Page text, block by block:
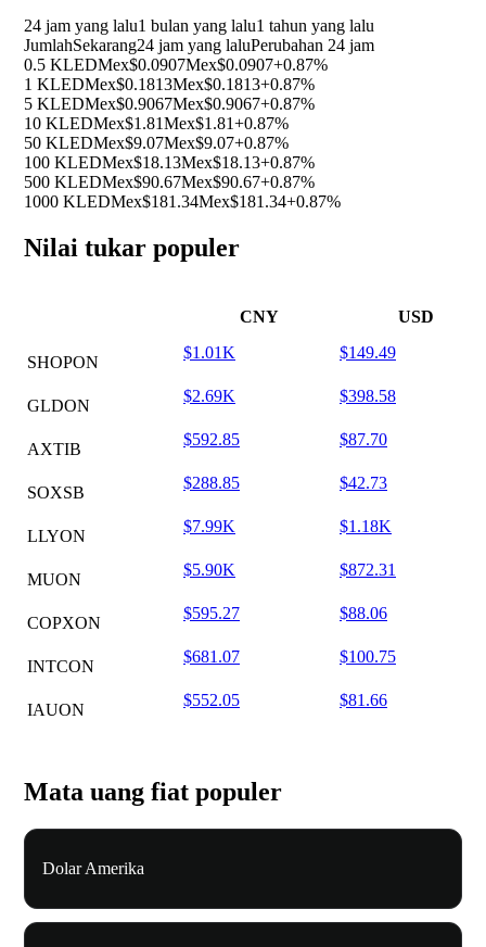
24 jam yang lalu1 bulan yang lalu1 tahun yang lalu
JumlahSekarang24 jam yang laluPerubahan 24 jam
0.5 KLEDMex$0.0907Mex$0.0907+0.87%
1 KLEDMex$0.1813Mex$0.1813+0.87%
5 KLEDMex$0.9067Mex$0.9067+0.87%
10 KLEDMex$1.81Mex$1.81+0.87%
50 KLEDMex$9.07Mex$9.07+0.87%
100 KLEDMex$18.13Mex$18.13+0.87%
500 KLEDMex$90.67Mex$90.67+0.87%
1000 KLEDMex$181.34Mex$181.34+0.87%
Nilai tukar populer
CNY USD
SHOPON
$1.01K $149.49
GLDON
$2.69K $398.58
AXTIB
$592.85 $87.70
SOXSB
$288.85 $42.73
LLYON
$7.99K $1.18K
MUON
$5.90K $872.31
COPXON
$595.27 $88.06
INTCON
$681.07 $100.75
IAUON
$552.05 $81.66
Mata uang fiat populer
Dolar Amerika